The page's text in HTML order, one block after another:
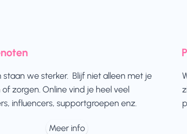
staan we sterker. Blijf niet alleen met je
zorgen. Online vind je heel veel
influencers, supportgroepen enz.
Meer info